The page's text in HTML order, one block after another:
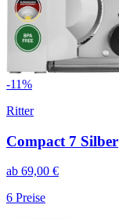
-11%
Ritter
Compact 7 Silber
ab 69,00 €
6 Preise